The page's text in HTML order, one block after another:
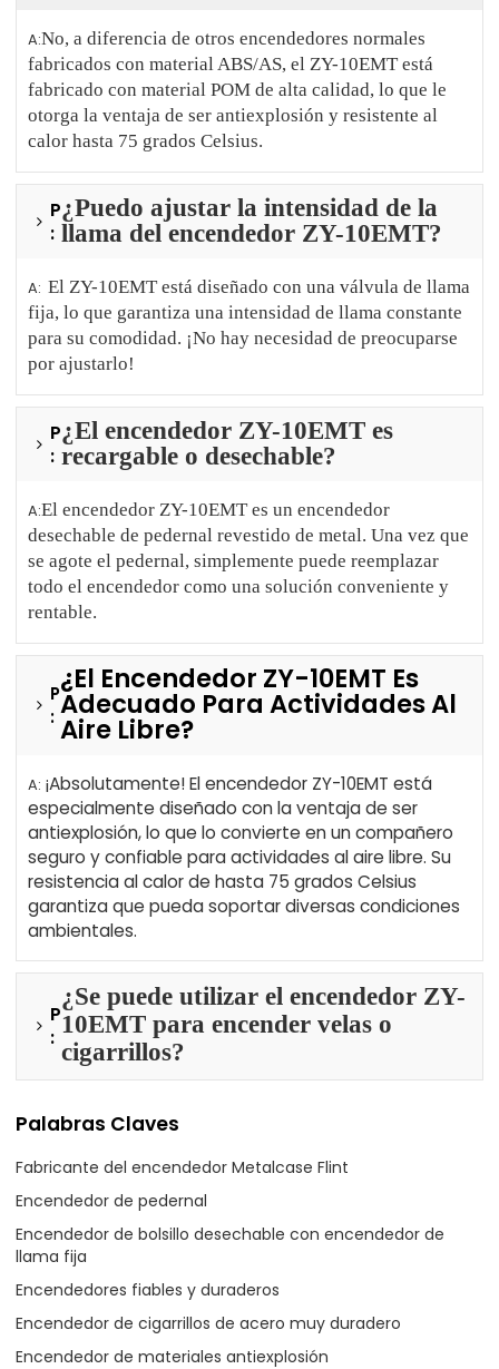
A:No, a diferencia de otros encendedores normales
fabricados con material ABS/AS, el ZY-10EMT está
fabricado con material POM de alta calidad, lo que le
otorga la ventaja de ser antiexplosión y resistente al
calor hasta 75 grados Celsius.
P
:
¿Puedo ajustar la intensidad de la
llama del encendedor ZY-10EMT?
A: El ZY-10EMT está diseñado con una válvula de llama
fija, lo que garantiza una intensidad de llama constante
para su comodidad. ¡No hay necesidad de preocuparse
por ajustarlo!
P
:
¿El encendedor ZY-10EMT es
recargable o desechable?
A:El encendedor ZY-10EMT es un encendedor
desechable de pedernal revestido de metal. Una vez que
se agote el pedernal, simplemente puede reemplazar
todo el encendedor como una solución conveniente y
rentable.
P
:
¿El Encendedor ZY-10EMT Es
Adecuado Para Actividades Al
Aire Libre?
A: ¡Absolutamente! El encendedor ZY-10EMT está
especialmente diseñado con la ventaja de ser
antiexplosión, lo que lo convierte en un compañero
seguro y confiable para actividades al aire libre. Su
resistencia al calor de hasta 75 grados Celsius
garantiza que pueda soportar diversas condiciones
ambientales.
P
:
¿Se puede utilizar el encendedor ZY-
10EMT para encender velas o
cigarrillos?
Palabras Claves
Fabricante del encendedor Metalcase Flint
Encendedor de pedernal
Encendedor de bolsillo desechable con encendedor de
llama fija
Encendedores fiables y duraderos
Encendedor de cigarrillos de acero muy duradero
Encendedor de materiales antiexplosión